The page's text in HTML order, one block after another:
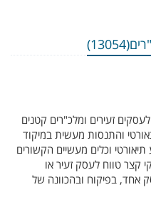
זעירים ומלכ"רים קטנים
והתנסות מעשית במיקוד
וכלים מעשיים הקשורים
קצר טווח לעסק זעיר או
אחד, בפיקוח ובהכוונה של